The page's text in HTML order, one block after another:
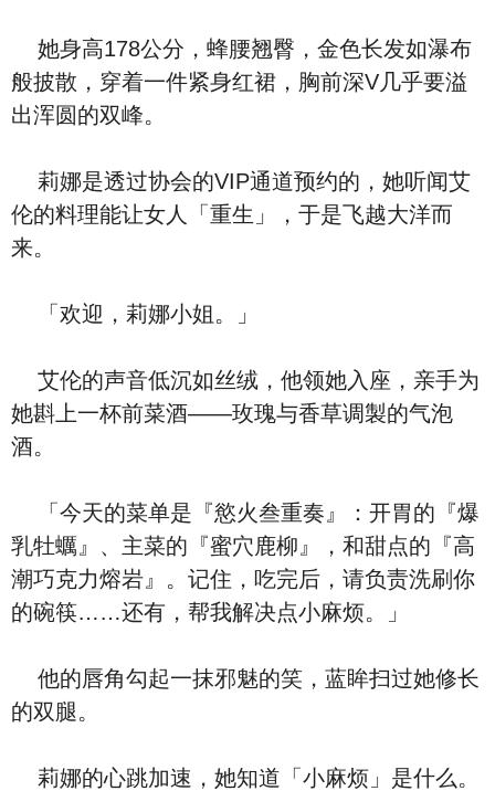
她身高178公分，蜂腰翘臀，金色长发如瀑布
般披散，穿着一件紧身红裙，胸前深V几乎要溢
出浑圆的双峰。
莉娜是透过协会的VIP通道预约的，她听闻艾
伦的料理能让女人「重生」，于是飞越大洋而
来。
「欢迎，莉娜小姐。」
艾伦的声音低沉如丝绒，他领她入座，亲手为
她斟上一杯前菜酒——玫瑰与香草调製的气泡
酒。
「今天的菜单是『慾火叁重奏』：开胃的『爆
乳牡蠣』、主菜的『蜜穴鹿柳』，和甜点的『高
潮巧克力熔岩』。记住，吃完后，请负责洗刷你
的碗筷……还有，帮我解决点小麻烦。」
他的唇角勾起一抹邪魅的笑，蓝眸扫过她修长
的双腿。
莉娜的心跳加速，她知道「小麻烦」是什么。